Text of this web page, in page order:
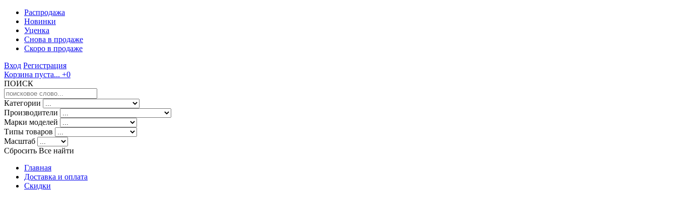
Распродажа
Новинки
Уценка
Снова в продаже
Скоро в продаже
Вход Регистрация
Корзина пуста... +0
ПОИСК
Категории
Производители
Марки моделей
Типы товаров
Масштаб
Сбросить Все найти
Главная
Доставка и оплата
Скидки